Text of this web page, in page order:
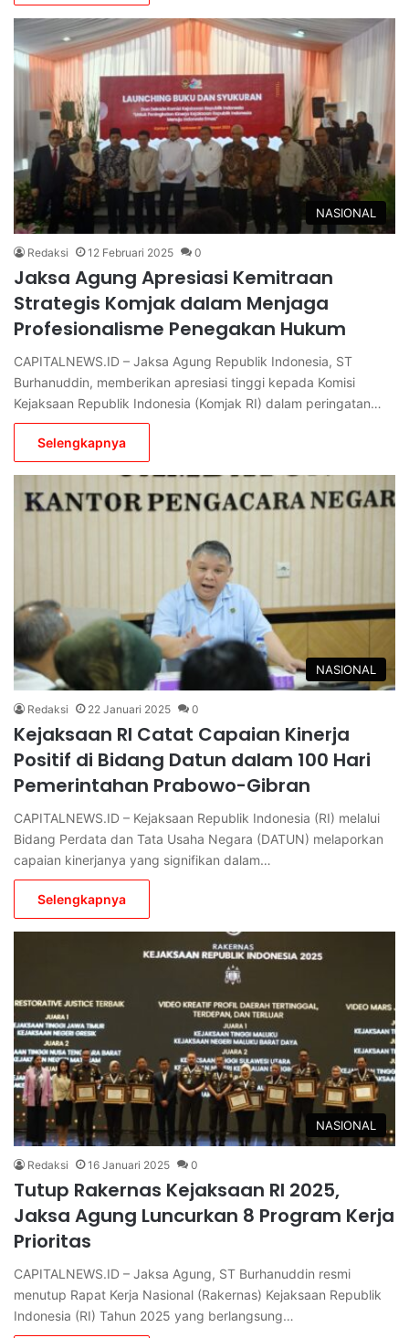
NASIONAL
Redaksi 12 Februari 2025 0
Jaksa Agung Apresiasi Kemitraan
Strategis Komjak dalam Menjaga
Profesionalisme Penegakan Hukum
CAPITALNEWS.ID – Jaksa Agung Republik Indonesia, ST
Burhanuddin, memberikan apresiasi tinggi kepada Komisi
Kejaksaan Republik Indonesia (Komjak RI) dalam peringatan…
Selengkapnya
NASIONAL
Redaksi 22 Januari 2025 0
Kejaksaan RI Catat Capaian Kinerja
Positif di Bidang Datun dalam 100 Hari
Pemerintahan Prabowo-Gibran
CAPITALNEWS.ID – Kejaksaan Republik Indonesia (RI) melalui
Bidang Perdata dan Tata Usaha Negara (DATUN) melaporkan
capaian kinerjanya yang signifikan dalam…
Selengkapnya
NASIONAL
Redaksi 16 Januari 2025 0
Tutup Rakernas Kejaksaan RI 2025,
Jaksa Agung Luncurkan 8 Program Kerja
Prioritas
CAPITALNEWS.ID – Jaksa Agung, ST Burhanuddin resmi
menutup Rapat Kerja Nasional (Rakernas) Kejaksaan Republik
Indonesia (RI) Tahun 2025 yang berlangsung…